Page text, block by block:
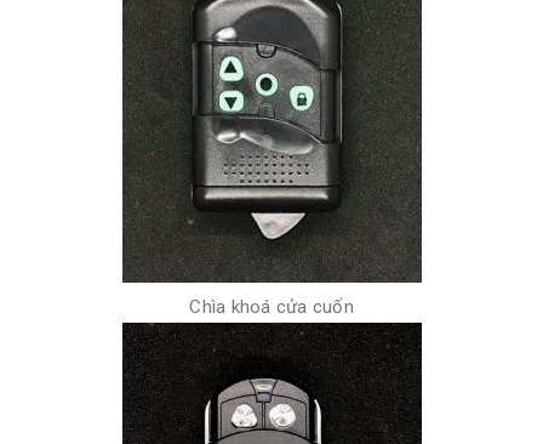
Chìa khoá cửa cuốn